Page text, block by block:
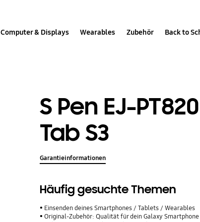
Computer & Displays Wearables Zubehör Back to
S Pen EJ-
Tab S3
Garantieinformationen
Häufig gesuchte Themen
Einsenden deines Smartphones / Tablets / Wearables
Original-Zubehör: Qualität für dein Galaxy Smartphone